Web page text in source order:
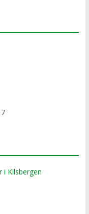
i Kilsbergen